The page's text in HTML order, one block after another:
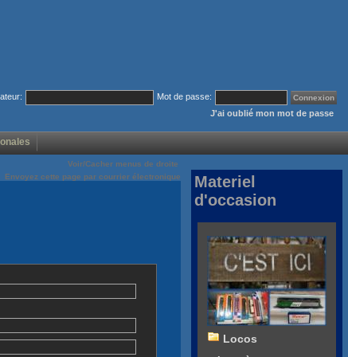
Mot de passe:
J'ai oublié mon mot de passe
Voir/Cacher menus de droite
Envoyez cette page par courrier électronique
Materiel
d'occasion
Locos